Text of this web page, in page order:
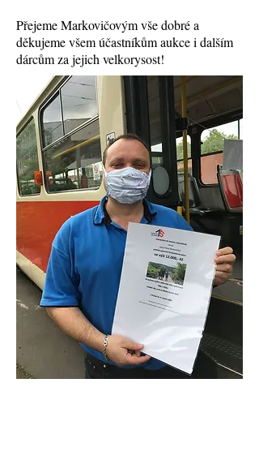
Přejeme Markovičovým vše dobré a
děkujeme všem účastníkům aukce i dalším
dárcům za jejich velkorysost!